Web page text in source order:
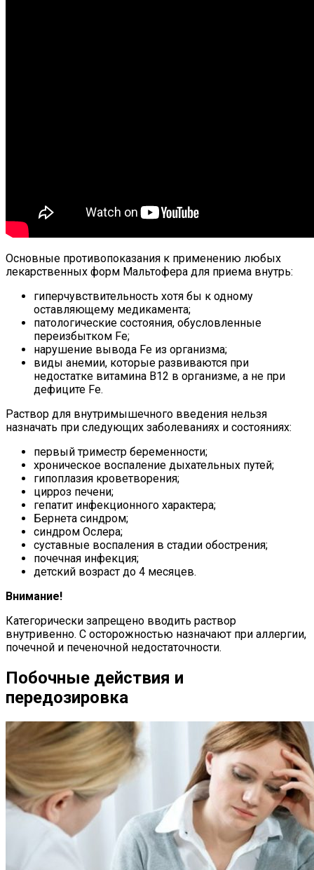
Основные противопоказания к применению любых
лекарственных форм Мальтофера для приема внутрь:
гиперчувствительность хотя бы к одному
оставляющему медикамента;
патологические состояния, обусловленные
переизбытком Fe;
нарушение вывода Fe из организма;
виды анемии, которые развиваются при
недостатке витамина В12 в организме, а не при
дефиците Fe.
Раствор для внутримышечного введения нельзя
назначать при следующих заболеваниях и состояниях:
первый триместр беременности;
хроническое воспаление дыхательных путей;
гипоплазия кроветворения;
цирроз печени;
гепатит инфекционного характера;
Бернета синдром;
синдром Ослера;
суставные воспаления в стадии обострения;
почечная инфекция;
детский возраст до 4 месяцев.
Внимание!
Категорически запрещено вводить раствор
внутривенно. С осторожностью назначают при аллергии,
почечной и печеночной недостаточности.
Побочные действия и
передозировка